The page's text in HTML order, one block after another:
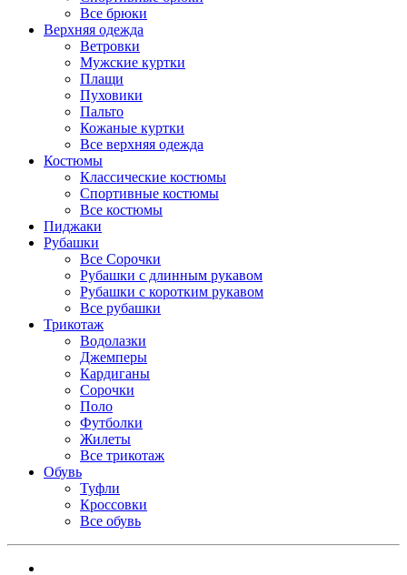
Все брюки
Верхняя одежда
Ветровки
Мужские куртки
Плащи
Пуховики
Пальто
Кожаные куртки
Все верхняя одежда
Костюмы
Классические костюмы
Спортивные костюмы
Все костюмы
Пиджаки
Рубашки
Все Сорочки
Рубашки с длинным рукавом
Рубашки с коротким рукавом
Все рубашки
Трикотаж
Водолазки
Джемперы
Кардиганы
Сорочки
Поло
Футболки
Жилеты
Все трикотаж
Обувь
Туфли
Кроссовки
Все обувь